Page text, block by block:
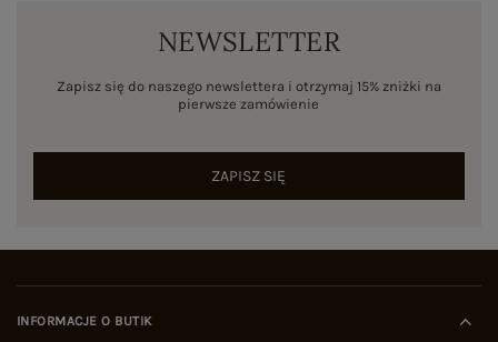
NEWSLETTER
Zapisz się do naszego newslettera i otrzymaj 15% zniżki na
pierwsze zamówienie
ZAPISZ SIĘ
INFORMACJE O BUTIK